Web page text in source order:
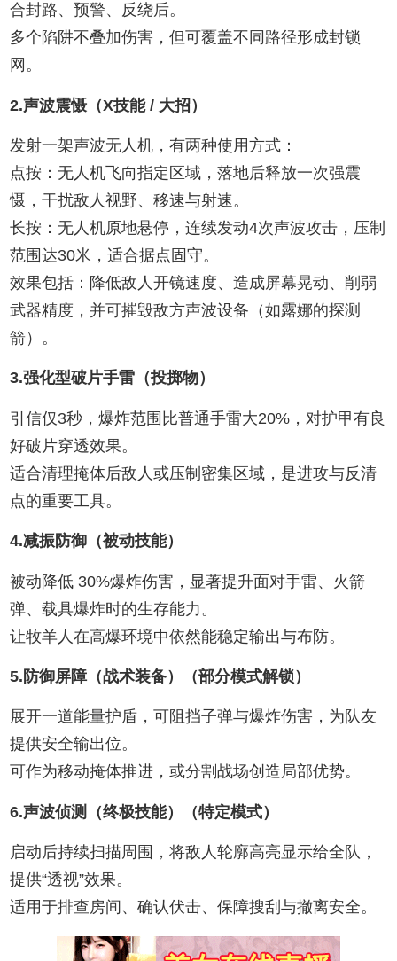
合封路、预警、反绕后。
多个陷阱不叠加伤害，但可覆盖不同路径形成封锁
网。
2.声波震慑（X技能 / 大招）‌
发射一架声波无人机，有两种使用方式：
点按‌：无人机飞向指定区域，落地后释放一次强震
慑，干扰敌人视野、移速与射速。
长按‌：无人机原地悬停，‌连续发动4次声波攻击‌，压制
范围达30米，适合据点固守。
效果包括：降低敌人开镜速度、造成屏幕晃动、削弱
武器精度，并可摧毁敌方声波设备（如露娜的探测
箭）。
3.强化型破片手雷（投掷物）‌
引信仅3秒，爆炸范围比普通手雷大20%，对护甲有良
好破片穿透效果。
适合清理掩体后敌人或压制密集区域，是进攻与反清
点的重要工具。
4.减振防御（被动技能）‌
被动降低 ‌30%爆炸伤害‌，显著提升面对手雷、火箭
弹、载具爆炸时的生存能力。
让牧羊人在高爆环境中依然能稳定输出与布防。
5.防御屏障（战术装备）‌（部分模式解锁）
展开一道能量护盾，可阻挡子弹与爆炸伤害，为队友
提供安全输出位。
可作为移动掩体推进，或分割战场创造局部优势。
6.声波侦测（终极技能）‌（特定模式）
启动后持续扫描周围，将敌人轮廓高亮显示给全队，
提供“透视”效果。
适用于排查房间、确认伏击、保障搜刮与撤离安全。